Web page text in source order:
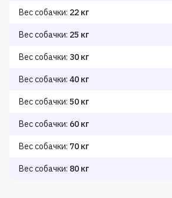
Снижение веса
Поддержание веса
Набор веса
Вес собачки: 22 кг
Снижение веса
Поддержание веса
Набор веса
Вес собачки: 25 кг
Снижение веса
Поддержание веса
Набор веса
Вес собачки: 30 кг
Снижение веса
Поддержание веса
Набор веса
Вес собачки: 40 кг
Снижение веса
Поддержание веса
Набор веса
Вес собачки: 50 кг
Снижение веса
Поддержание веса
Набор веса
Вес собачки: 60 кг
Снижение веса
Поддержание веса
Набор веса
Вес собачки: 70 кг
Снижение веса
Поддержание веса
Набор веса
Вес собачки: 80 кг